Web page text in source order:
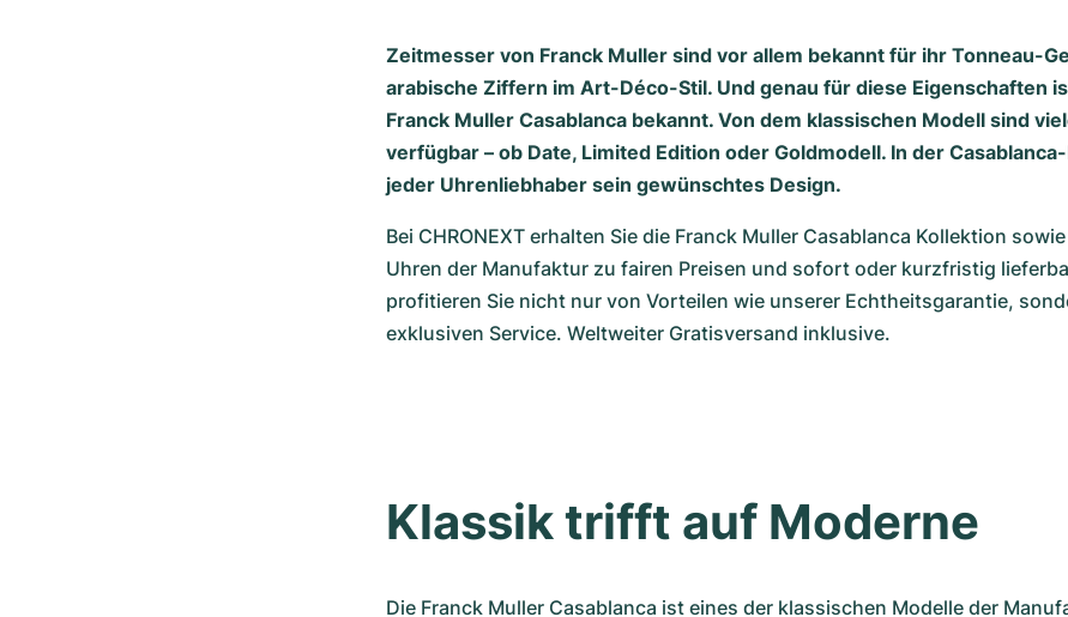
Zeitmesser von Franck Muller sind vor allem bekannt für ihr Tonneau-
arabische Ziffern im Art-Déco-Stil. Und genau für diese Eigenschaften
Franck Muller Casablanca bekannt. Von dem klassischen Modell sind
verfügbar – ob Date, Limited Edition oder Goldmodell. In der
jeder Uhrenliebhaber sein gewünschtes Design.
Bei CHRONEXT erhalten Sie die Franck Muller Casablanca Kollektion
Uhren der Manufaktur zu fairen Preisen und sofort oder kurzfristig
profitieren Sie nicht nur von Vorteilen wie unserer Echtheitsgarantie,
exklusiven Service. Weltweiter Gratisversand inklusive.
Klassik trifft auf Moderne
Die Franck Muller Casablanca ist eines der klassischen Modelle der